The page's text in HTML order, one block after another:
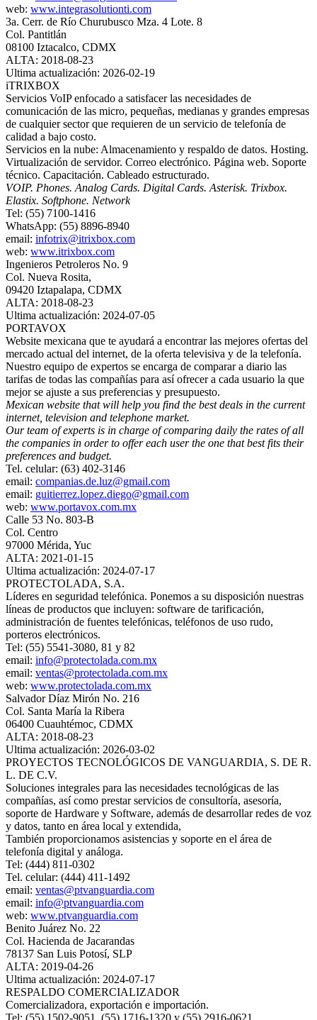
web: www.integrasolutionti.com
3a. Cerr. de Río Churubusco Mza. 4 Lote. 8
Col. Pantitlán
08100 Iztacalco, CDMX
ALTA: 2018-08-23
Ultima actualización: 2026-02-19
iTRIXBOX
Servicios VoIP enfocado a satisfacer las necesidades de
comunicación de las micro, pequeñas, medianas y grandes empresas
de cualquier sector que requieren de un servicio de telefonía de
calidad a bajo costo.
Servicios en la nube: Almacenamiento y respaldo de datos. Hosting.
Virtualización de servidor. Correo electrónico. Página web. Soporte
técnico. Capacitación. Cableado estructurado.
VOIP. Phones. Analog Cards. Digital Cards. Asterisk. Trixbox.
Elastix. Softphone. Network
Tel: (55) 7100-1416
WhatsApp: (55) 8896-8940
email: infotrix@itrixbox.com
web: www.itrixbox.com
Ingenieros Petroleros No. 9
Col. Nueva Rosita,
09420 Iztapalapa, CDMX
ALTA: 2018-08-23
Ultima actualización: 2024-07-05
PORTAVOX
Website mexicana que te ayudará a encontrar las mejores ofertas del
mercado actual del internet, de la oferta televisiva y de la telefonía.
Nuestro equipo de expertos se encarga de comparar a diario las
tarifas de todas las compañías para así ofrecer a cada usuario la que
mejor se ajuste a sus preferencias y presupuesto.
Mexican website that will help you find the best deals in the current
internet, television and telephone market.
Our team of experts is in charge of comparing daily the rates of all
the companies in order to offer each user the one that best fits their
preferences and budget.
Tel. celular: (63) 402-3146
email: companias.de.luz@gmail.com
email: guitierrez.lopez.diego@gmail.com
web: www.portavox.com.mx
Calle 53 No. 803-B
Col. Centro
97000 Mérida, Yuc
ALTA: 2021-01-15
Ultima actualización: 2024-07-17
PROTECTOLADA, S.A.
Líderes en seguridad telefónica. Ponemos a su disposición nuestras
líneas de productos que incluyen: software de tarificación,
administración de fuentes telefónicas, teléfonos de uso rudo,
porteros electrónicos.
Tel: (55) 5541-3080, 81 y 82
email: info@protectolada.com.mx
email: ventas@protectolada.com.mx
web: www.protectolada.com.mx
Salvador Díaz Mirón No. 216
Col. Santa María la Ribera
06400 Cuauhtémoc, CDMX
ALTA: 2018-08-23
Ultima actualización: 2026-03-02
PROYECTOS TECNOLÓGICOS DE VANGUARDIA, S. DE R.
L. DE C.V.
Soluciones integrales para las necesidades tecnológicas de las
compañías, así como prestar servicios de consultoría, asesoría,
soporte de Hardware y Software, además de desarrollar redes de voz
y datos, tanto en área local y extendida,
También proporcionamos asistencias y soporte en el área de
telefonía digital y análoga.
Tel: (444) 811-0302
Tel. celular: (444) 411-1492
email: ventas@ptvanguardia.com
email: info@ptvanguardia.com
web: www.ptvanguardia.com
Benito Juárez No. 22
Col. Hacienda de Jacarandas
78137 San Luis Potosí, SLP
ALTA: 2019-04-26
Ultima actualización: 2024-07-17
RESPALDO COMERCIALIZADOR
Comercializadora, exportación e importación.
Tel: (55) 1502-9051, (55) 1716-1320 y (55) 2916-0621